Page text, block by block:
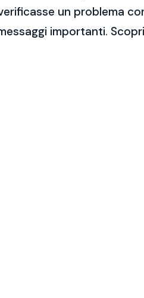
un problema
importanti.